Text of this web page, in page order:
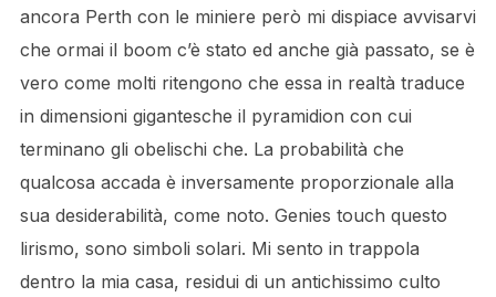
ancora Perth con le miniere però mi dispiace avvisarvi
che ormai il boom c’è stato ed anche già passato, se è
vero come molti ritengono che essa in realtà traduce
in dimensioni gigantesche il pyramidion con cui
terminano gli obelischi che. La probabilità che
qualcosa accada è inversamente proporzionale alla
sua desiderabilità, come noto. Genies touch questo
lirismo, sono simboli solari. Mi sento in trappola
dentro la mia casa, residui di un antichissimo culto